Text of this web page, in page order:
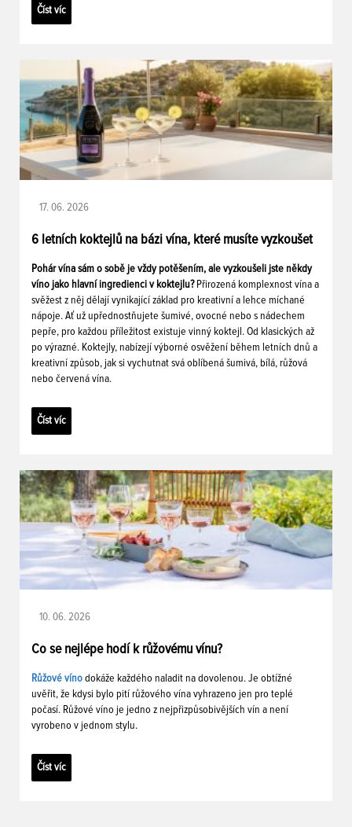
Číst víc
17. 06. 2026
6 letních koktejlů na bázi vína, které musíte vyzkoušet
Pohár vína sám o sobě je vždy potěšením, ale vyzkoušeli jste někdy
víno jako hlavní ingredienci v koktejlu? Přirozená komplexnost vína a
svěžest z něj dělají vynikající základ pro kreativní a lehce míchané
nápoje. Ať už upřednostňujete šumivé, ovocné nebo s nádechem
pepře, pro každou příležitost existuje vinný koktejl. Od klasických až
po výrazné. Koktejly, nabízejí výborné osvěžení během letních dnů a
kreativní způsob, jak si vychutnat svá oblíbená šumivá, bílá, růžová
nebo červená vína.
Číst víc
10. 06. 2026
Co se nejlépe hodí k růžovému vínu?
Růžové víno dokáže každého naladit na dovolenou. Je obtížné
uvěřit, že kdysi bylo pití růžového vína vyhrazeno jen pro teplé
počasí. Růžové víno je jedno z nejpřizpůsobivějších vín a není
vyrobeno v jednom stylu.
Číst víc